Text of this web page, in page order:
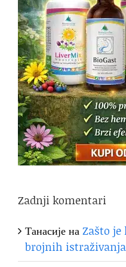
Zadnji komentari
ТанасијенаZašto
brojnih istraživanja